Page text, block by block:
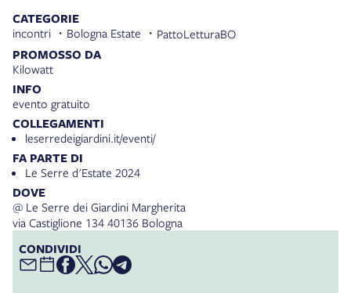
CATEGORIE
incontri Bologna Estate PattoLetturaBO
PROMOSSO DA
Kilowatt
INFO
evento gratuito
COLLEGAMENTI
leserredeigiardini.it/eventi/
FA PARTE DI
Le Serre d'Estate 2024
DOVE
@ Le Serre dei Giardini Margherita
via Castiglione 134 40136 Bologna
CONDIVIDI